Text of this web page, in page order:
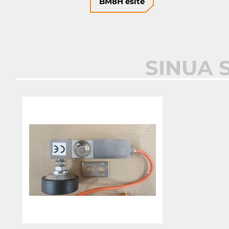
SINUA